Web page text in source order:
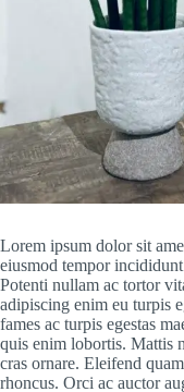
Lorem ipsum dolor sit
eiusmod tempor
Potenti nullam ac tortor
adipiscing enim eu turpis
fames ac turpis egestas
quis enim lobortis. Mattis
cras ornare. Eleifend
rhoncus. Orci ac auctor